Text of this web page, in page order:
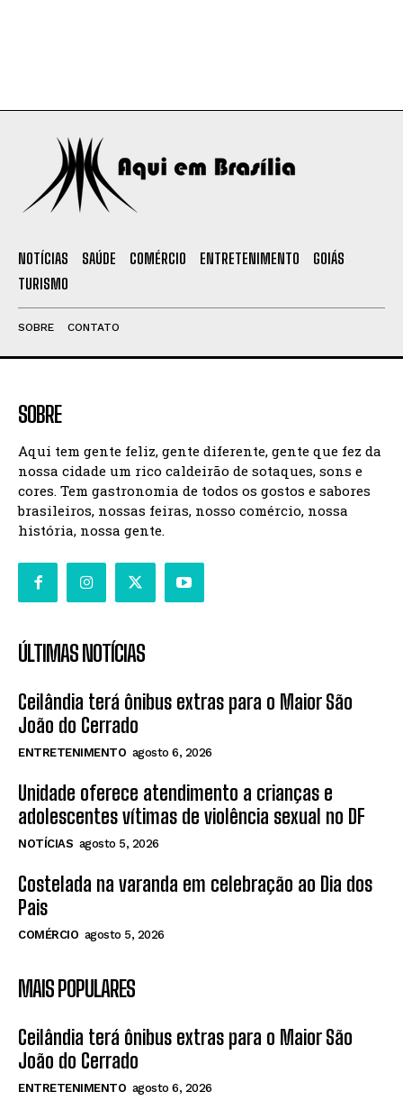
NOTÍCIAS SAÚDE COMÉRCIO ENTRETENIMENTO
GOIÁS
TURISMO
SOBRE CONTATO
SOBRE
Aqui tem gente feliz, gente diferente, gente que fez da
nossa cidade um rico caldeirão de sotaques, sons e
cores. Tem gastronomia de todos os gostos e sabores
brasileiros, nossas feiras, nosso comércio, nossa
história, nossa gente.
ÚLTIMAS NOTÍCIAS
Ceilândia terá ônibus extras para o Maior São
João do Cerrado
ENTRETENIMENTO agosto 6, 2026
Unidade oferece atendimento a crianças e
adolescentes vítimas de violência sexual no DF
NOTÍCIAS agosto 5, 2026
Costelada na varanda em celebração ao Dia dos
Pais
COMÉRCIO agosto 5, 2026
MAIS POPULARES
Ceilândia terá ônibus extras para o Maior São
João do Cerrado
ENTRETENIMENTO agosto 6, 2026